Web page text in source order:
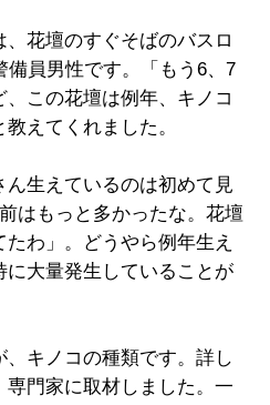
花壇のすぐそばのバスロ
備員男性です。「もう6、7
この花壇は例年、キノコ
えてくれました。
生えているのは初めて見
はもっと多かったな。花壇
わ」。どうやら例年生え
に大量発生していることが
キノコの種類です。詳し
専門家に取材しました。一